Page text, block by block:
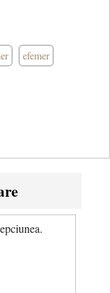
efemer